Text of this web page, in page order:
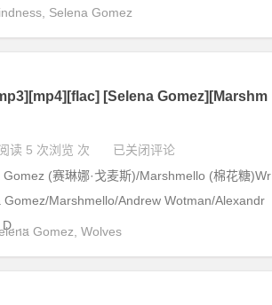
Selena Gomez
[Selena Gomez][Marshm
读 5 次浏览 次 已关闭评论
(赛琳娜·戈麦斯)/Marshmello (棉花糖)Wr
Gomez/Marshmello/Andrew Wotman/Alexandr
...
Gomez Wolves